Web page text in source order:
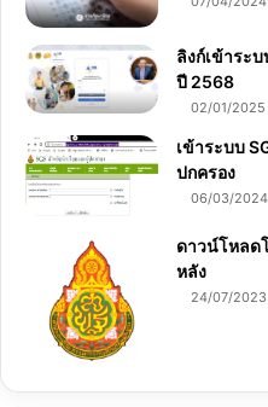
ลิงก์เข้าระ
ปี 2568
02/01/2025
เข้าระบบ
ปกครอง
06/03/2024
ดาวน์โหลด
หลัง
24/07/2023